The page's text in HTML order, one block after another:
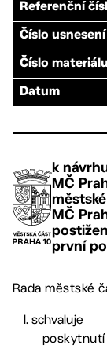
Referenční
Číslo usnesení
Číslo materiálu
Datum
k
MČ
MČ
první
Rada městské
schvaluje
poskytnutí